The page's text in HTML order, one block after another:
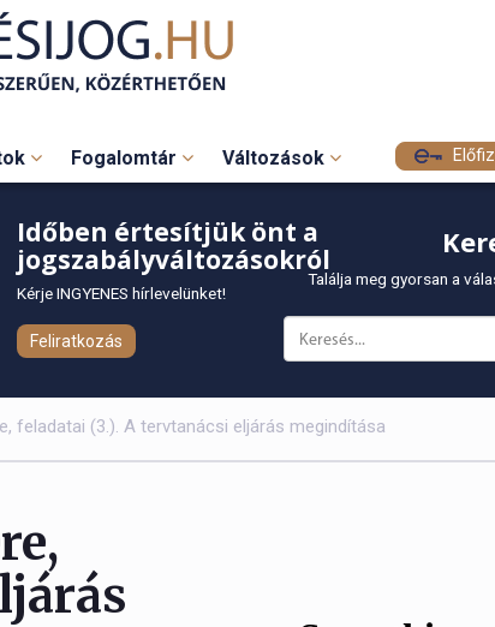
Fogalomtár Változások
Időben értesítjük önt a
jogszabályváltozásokról
Kérje INGYENES hírlevelünket!
Feliratkozás
Találja meg gyorsan a
feladatai (3.). A tervtanácsi eljárás megindítása